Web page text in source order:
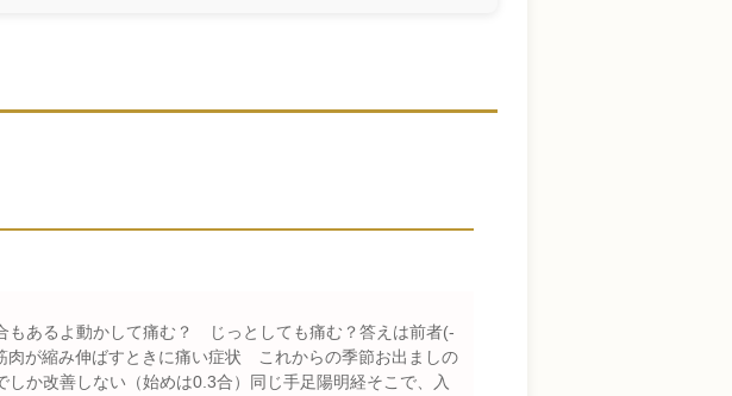
もあるよ動かして痛む？ じっとしても痛む？答えは前者(-
が縮み伸ばすときに痛い症状 これからの季節お出ましの
改善しない（始めは0.3合）同じ手足陽明経そこで、入